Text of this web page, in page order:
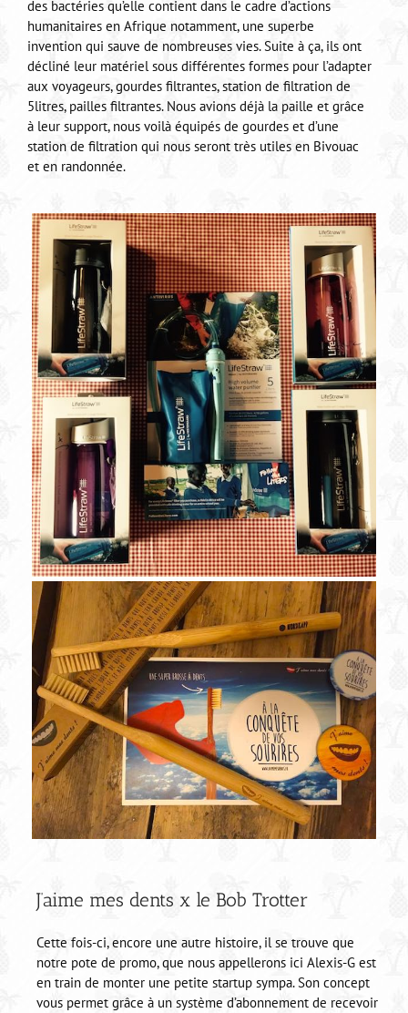
des bactéries qu’elle contient dans le cadre d’actions
humanitaires en Afrique notamment, une superbe
invention qui sauve de nombreuses vies. Suite à ça, ils ont
décliné leur matériel sous différentes formes pour l’adapter
aux voyageurs, gourdes filtrantes, station de filtration de
5litres, pailles filtrantes. Nous avions déjà la paille et grâce
à leur support, nous voilà équipés de gourdes et d’une
station de filtration qui nous seront très utiles en Bivouac
et en randonnée.
J’aime mes dents x le Bob Trotter
Cette fois-ci, encore une autre histoire, il se trouve que
notre pote de promo, que nous appellerons ici Alexis-G est
en train de monter une petite startup sympa. Son concept
vous permet grâce à un système d’abonnement de recevoir